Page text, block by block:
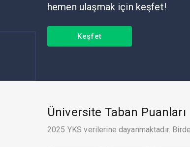
hemen ulaşmak için keşfet!
Keşfet
Üniversite Taban Puanları
2025 YKS verilerine dayanmaktadır.